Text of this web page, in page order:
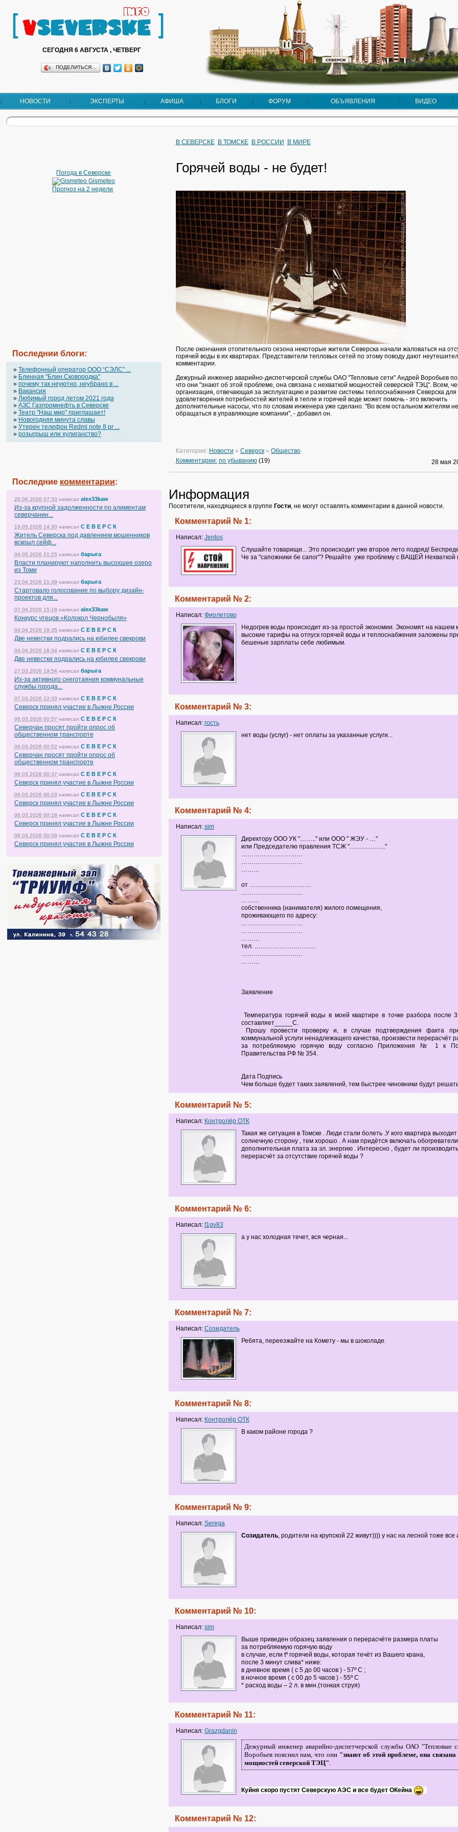
СЕГОДНЯ 6 АВГУСТА , ЧЕТВЕРГ
ПОДЕЛИТЬСЯ…
НОВОСТИ ЭКСПЕРТЫ АФИША БЛОГИ ФОРУМ ОБЪЯВЛЕНИЯ ВИДЕО
Погода в Северске
Gismeteo
Прогноз на 2 недели
Последнии блоги:
» Телефонный оператор OOO “СЭЛС” ...
» Блинная "Блин.Сковородка"
» почему так неуютно, неубрано в ...
» Вакансия
» Любимый город летом 2021 года
» АЗС Газпромнефть в Северске
» Театр "Наш мир" приглашает!
» Новогодняя минута славы
» Утерен телефон Redmi note 8 pr ...
» розыгрыш или хулиганство?
Последние комментарии:
20.06.2026 07:33 написал alex33kaw
Из-за крупной задолженности по алиментам
северчанин...
19.05.2026 14:30 написал С Е В Е Р С К
Житель Северска под давлением мошенников
вскрыл сейф...
04.05.2026 21:25 написал барыга
Власти планируют наполнить высохшее озеро
из Томи
23.04.2026 21:39 написал барыга
Стартовало голосование по выбору дизайн-
проектов для...
07.04.2026 15:18 написал alex33kaw
Конкурс чтецов «Колокол Чернобыля»
04.04.2026 18:35 написал С Е В Е Р С К
Две невестки подрались на юбилее свекрови
04.04.2026 18:34 написал С Е В Е Р С К
Две невестки подрались на юбилее свекрови
27.03.2026 19:54 написал барыга
Из-за активного снеготаяния коммунальные
службы города...
07.03.2026 22:33 написал С Е В Е Р С К
Северск принял участие в Лыжне России
06.03.2026 00:57 написал С Е В Е Р С К
Северчан просят пройти опрос об
общественном транспорте
06.03.2026 00:52 написал С Е В Е Р С К
Северчан просят пройти опрос об
общественном транспорте
06.03.2026 00:37 написал С Е В Е Р С К
Северск принял участие в Лыжне России
06.03.2026 00:23 написал С Е В Е Р С К
Северск принял участие в Лыжне России
06.03.2026 00:18 написал С Е В Е Р С К
Северск принял участие в Лыжне России
06.03.2026 00:09 написал С Е В Е Р С К
Северск принял участие в Лыжне России
В СЕВЕРСКЕ В ТОМСКЕ В РОССИИ В МИРЕ
Горячей воды - не будет!
После окончания отопительного сезона некоторые жители Северска начали жаловаться на
горячей воды в их квартирах. Представители тепловых сетей по этому поводу дают
комментарии.
Дежурный инженер аварийно-диспетчерской службы ОАО "Тепловые сети" Андрей Воробьев
что они "знают об этой проблеме, она связана с нехваткой мощностей северской ТЭЦ". Всем,
организация, отвечающая за эксплуатацию и развитие системы теплоснабжения Северска для
удовлетворения потребностей жителей в тепле и горячей воде может помочь - это включить
дополнительные насосы, что по словам инженера уже сделано. "Во всем остальном жителям
обращаться в управляющие компании", - добавил он.
Категория: Новости » Северск» Общество
Комментарии: по убыванию(19) 28 мая
Информация
Посетители, находящиеся в группе Гости, не могут оставлять комментарии в данной новости.
Комментарий № 1:
Написал: Jentos
Слушайте товарищи... Это происходит уже второе лето подряд!
Че за "сапожники бе сапог"? Решайте уже проблему с ВАЩЕЙ Нехваткой
Комментарий № 2:
Написал: Фиолетово
Недогрев воды происходит из-за простой экономии. Экономят на нашем
высокие тарифы на отпуск горячей воды и теплоснабжения заложены
бешеные зарплаты себе любимым.
Комментарий № 3:
Написал: гость
нет воды (услуг) - нет оплаты за указанные услуги...
Комментарий № 4:
Написал: sim
Директору ООО УК "…….." или ООО " ЖЭУ - …"
или Председателю правления ТСЖ "……………..."
…………………………
…………………………
………
от …………………………
…………………………
………
собственника (нанимателя) жилого помещения,
проживающего по адресу:
…………………………
…………………………
………
тел. …………………………
…………………………
………
Заявление
Температура горячей воды в моей квартире в точке разбора после
составляет_____С.
Прошу провести проверку и, в случае подтверждения факта
коммунальной услуги ненадлежащего качества, произвести перерасчёт
за потребляемую горячую воду согласно Приложения № 1 к
Правительства РФ № 354.
Дата Подпись
Чем больше будет таких заявлений, тем быстрее чиновники будут
Комментарий № 5:
Написал: Контролёр ОТК
Такая же ситуация в Томске . Люди стали болеть .У кого квартира
солнечную сторону , тем хорошо . А нам придётся включать
дополнительная плата за эл. энергию . Интересно , будет ли
перерасчёт за отсутствие горячей воды ?
Комментарий № 6:
Написал: f1gv83
а у нас холодная течет, вся черная...
Комментарий № 7:
Написал: Созидатель
Ребята, переезжайте на Комету - мы в шоколаде.
Комментарий № 8:
Написал: Контролёр ОТК
В каком районе города ?
Комментарий № 9:
Написал: Serega
Созидатель, родители на крупской 22 живут)))) у нас на лесной тоже все
Комментарий № 10:
Написал: sim
Выше приведен образец заявления о перерасчёте размера платы
за потребляемую горячую воду
в случае, если tº горячей воды, которая течёт из Вашего крана,
после 3 минут слива* ниже:
в дневное время ( с 5 до 00 часов ) - 57º С ;
в ночное время ( с 00 до 5 часов ) - 55º С
* расход воды – 2 л. в мин.(тонкая струя)
Комментарий № 11:
Написал: Grazgdanin
Дежурный инженер аварийно-диспетчерской службы ОАО "Тепловые
Воробьев пояснил нам, что они"знают об этой проблеме, она связана
мощностей северской ТЭЦ".
Куйня скоро пустят Северскую АЭС и все будет ОКейна
Комментарий № 12: